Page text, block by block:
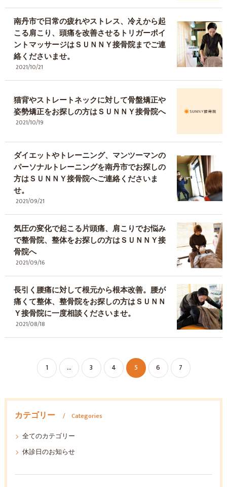
南丹市で日常の疲れやストレス、冷えから起
こる肩こり、頭痛を改善させるトリガーポイ
ントマッサージはＳＵＮＮＹ接骨院までご連
絡くださいませ。
2021/10/21
猫背やストレートネックに対して骨盤矯正や
姿勢矯正をお探しの方はＳＵＮＮＹ接骨院へ
2021/10/19
ダイエットやトレーニング、マンツーマンの
パーソナルトレーニングを南丹市でお探しの
方はＳＵＮＮＹ接骨院へご連絡くださいま
せ。
2021/09/21
気圧の変化で起こる片頭痛、肩こりでお悩み
で整骨院、整体をお探しの方はＳＵＮＮＹ接
骨院へ
2021/09/16
長引く腰痛に対して根元から根本改善。腰が
痛くて整体、整骨院をお探しの方はＳＵＮＮ
Ｙ接骨院に一度相談くださいませ。
2021/08/18
1 ... 3 4 5 6 7
カテゴリー
Categories
全てのカテゴリー
休診日のお知らせ